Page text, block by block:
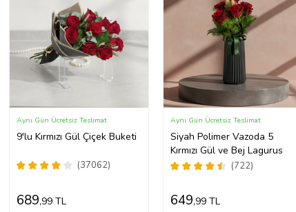
9'lu Kırmızı Gül Çiçek Buketi
(37062)
Aynı Gün Ücretsiz Teslimat
689,99 TL
Siyah Polimer Vazoda 5
Kırmızı Gül ve Bej Lagurus
(722)
Aynı Gün Ücretsiz Teslimat
649,99 TL